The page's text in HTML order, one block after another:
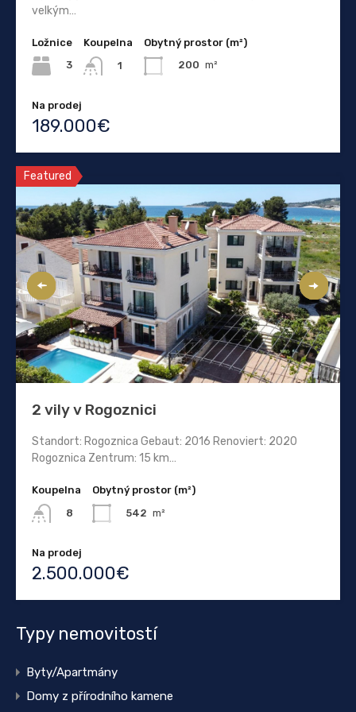
velkým…
Ložnice
3
Koupelna
1
Obytný prostor (m²)
200 m²
Na prodej
189.000€
Featured
2 vily v Rogoznici
Standort: Rogoznica Gebaut: 2016 Renoviert: 2020
Rogoznica Zentrum: 15 km…
Koupelna
8
Obytný prostor (m²)
542 m²
Na prodej
2.500.000€
Typy nemovitostí
Byty/Apartmány
Domy z přírodního kamene